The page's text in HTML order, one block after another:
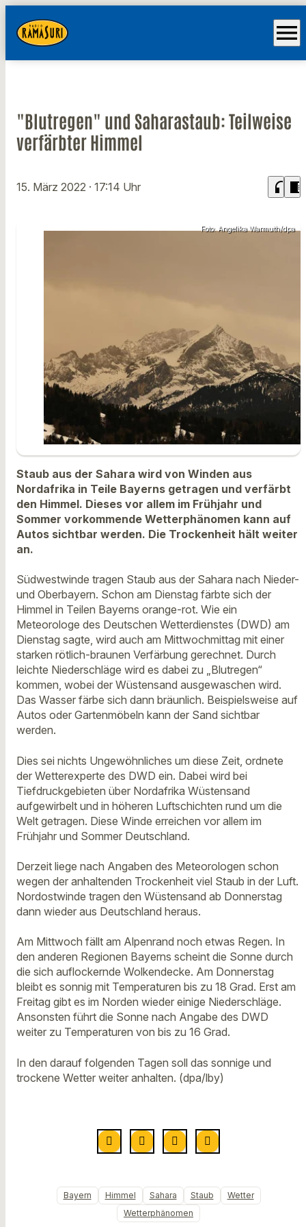
menu
"Blutregen" und Saharastaub: Teilweise
verfärbter Himmel
15. März 2022 · 17:14 Uhr headphones chrome_reader_mode
Foto: Angelika Warmuth/dpa
Staub aus der Sahara wird von Winden aus
Nordafrika in Teile Bayerns getragen und verfärbt
den Himmel. Dieses vor allem im Frühjahr und
Sommer vorkommende Wetterphänomen kann auf
Autos sichtbar werden. Die Trockenheit hält weiter
an.
Südwestwinde tragen Staub aus der Sahara nach Nieder-
und Oberbayern. Schon am Dienstag färbte sich der
Himmel in Teilen Bayerns orange-rot. Wie ein
Meteorologe des Deutschen Wetterdienstes (DWD) am
Dienstag sagte, wird auch am Mittwochmittag mit einer
starken rötlich-braunen Verfärbung gerechnet. Durch
leichte Niederschläge wird es dabei zu „Blutregen“
kommen, wobei der Wüstensand ausgewaschen wird.
Das Wasser färbe sich dann bräunlich. Beispielsweise auf
Autos oder Gartenmöbeln kann der Sand sichtbar
werden.
Dies sei nichts Ungewöhnliches um diese Zeit, ordnete
der Wetterexperte des DWD ein. Dabei wird bei
Tiefdruckgebieten über Nordafrika Wüstensand
aufgewirbelt und in höheren Luftschichten rund um die
Welt getragen. Diese Winde erreichen vor allem im
Frühjahr und Sommer Deutschland.
Derzeit liege nach Angaben des Meteorologen schon
wegen der anhaltenden Trockenheit viel Staub in der Luft.
Nordostwinde tragen den Wüstensand ab Donnerstag
dann wieder aus Deutschland heraus.
Am Mittwoch fällt am Alpenrand noch etwas Regen. In
den anderen Regionen Bayerns scheint die Sonne durch
die sich auflockernde Wolkendecke. Am Donnerstag
bleibt es sonnig mit Temperaturen bis zu 18 Grad. Erst am
Freitag gibt es im Norden wieder einige Niederschläge.
Ansonsten führt die Sonne nach Angabe des DWD
weiter zu Temperaturen von bis zu 16 Grad.
In den darauf folgenden Tagen soll das sonnige und
trockene Wetter weiter anhalten. (dpa/lby)
Bayern Himmel Sahara Staub
Wetter
Wetterphänomen